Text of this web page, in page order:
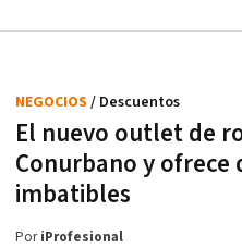
El nuevo outlet de
Conurbano y ofrece
imbatibles
NEGOCIOS / Descuentos
PoriProfesional